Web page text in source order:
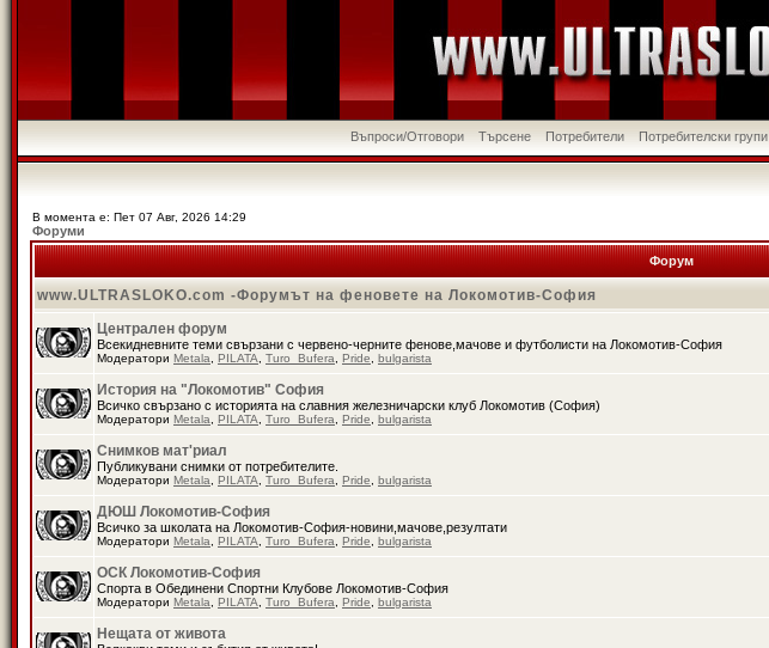
Въпроси/Отговори Търсене Потребители Потребителски групи
В момента е: Пет 07 Авг, 2026 14:29
Форуми
Форум
www.ULTRASLOKO.com -Форумът на феновете на Локомотив-София
Централен форум
Всекидневните теми свързани с червено-черните фенове,мачове и футболисти на Локомотив-София
Модератори Metala PILATA Turo_Bufera Pride bulgarista
История на "Локомотив" София
Всичко свързано с историята на славния железничарски клуб Локомотив (София)
Модератори Metala PILATA Turo_Bufera Pride bulgarista
Снимков мат'риал
Публикувани снимки от потребителите.
Модератори Metala PILATA Turo_Bufera Pride bulgarista
ДЮШ Локомотив-София
Всичко за школата на Локомотив-София-новини,мачове,резултати
Модератори Metala PILATA Turo_Bufera Pride bulgarista
ОСК Локомотив-София
Спорта в Обединени Спортни Клубове Локомотив-София
Модератори Metala PILATA Turo_Bufera Pride bulgarista
Нещата от живота